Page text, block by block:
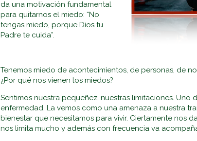
da una motivación fundamental
para quitarnos el miedo: “No
tengas miedo, porque Dios tu
Padre te cuida”.
Tenemos miedo de acontecimientos, de personas, de
¿Por qué nos vienen los miedos?
Sentimos nuestra pequeñez, nuestras limitaciones.
enfermedad. La vemos como una amenaza a nuestra
bienestar que necesitamos para vivir. Ciertamente nos
nos limita mucho y además con frecuencia va